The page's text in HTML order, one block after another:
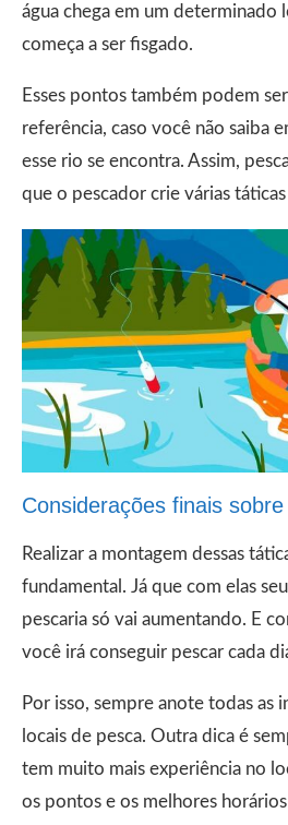
água chega em um determinado
começa a ser fisgado.
Esses pontos também podem
referência, caso você não saiba
esse rio se encontra. Assim,
que o pescador crie várias
Considerações finais
Realizar a montagem dessas
fundamental. Já que com elas
pescaria só vai aumentando. E
você irá conseguir pescar cada
Por isso, sempre anote todas as
locais de pesca. Outra dica é
tem muito mais experiência no
os pontos e os melhores